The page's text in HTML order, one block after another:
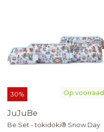
Op voorraad
30%
JuJuBe
Be Set - tokidoki® Snow Day